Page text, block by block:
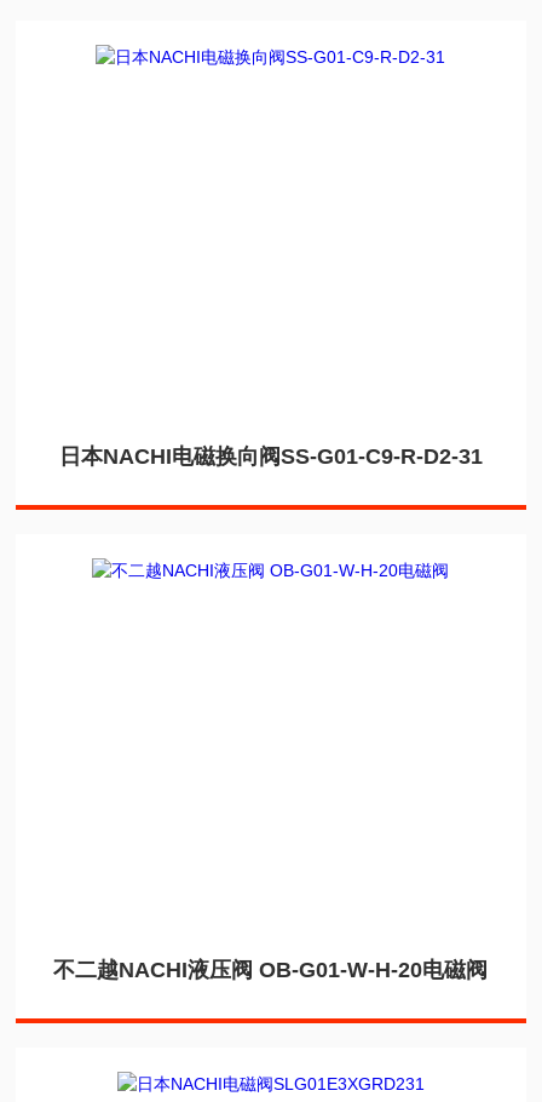
日本NACHI电磁换向阀SS-G01-C9-R-D2-31
不二越NACHI液压阀 OB-G01-W-H-20电磁阀